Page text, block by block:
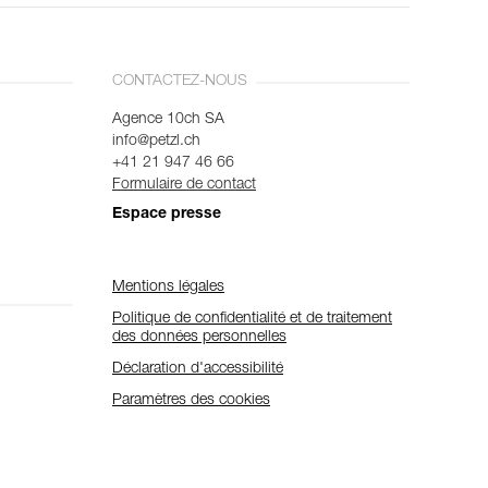
CONTACTEZ-NOUS
Agence 10ch SA
info@petzl.ch
+41 21 947 46 66
Formulaire de contact
Espace presse
Mentions légales
Politique de confidentialité et de traitement
des données personnelles
Déclaration d'accessibilité
Paramètres des cookies